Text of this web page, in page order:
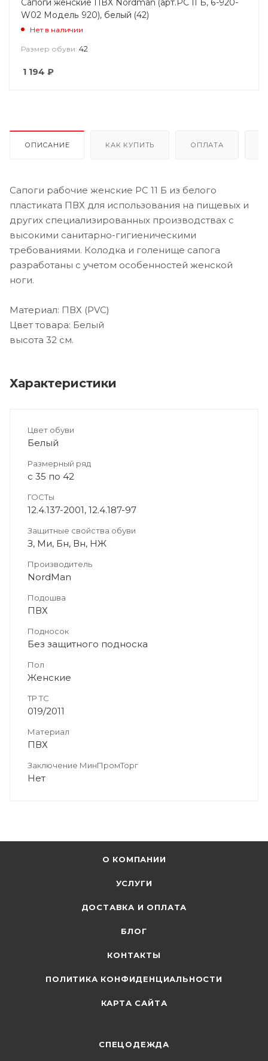
Сапоги женские ПВХ Nordman (арт.РС 11 Б, 6-920-
W02 Модель 920), белый (42)
Нет в наличии
Размер обуви: 42
1 194 ₽
ОПИСАНИЕ КАК КУПИТЬ ОПЛАТА
Сапоги рабочие женские РС 11 Б из белого
пластиката ПВХ для использования на пищевых и
других специализированных производствах с
высокими санитарно-гигиеническими
требованиями. Колодка и голенище сапога
разработаны с учетом особенностей женской
ноги.
Материал: ПВХ (PVC)
Цвет товара: Белый
высота 32 см.
Характеристики
Цвет обуви
Белый
Размерный ряд
с 35 по 42
ГОСТы
12.4.137-2001, 12.4.187-97
Защитные свойства обуви
З, Ми, Бн, Вн, НЖ
Производитель
NordMan
Подошва
ПВХ
Подносок
Без защитного подноска
Пол
Женские
ТР ТС
019/2011
Материал
ПВХ
Заключение МинПромТорг
Нет
О КОМПАНИИ
УСЛУГИ
ДОСТАВКА И ОПЛАТА
БЛОГ
КОНТАКТЫ
ПОЛИТИКА КОНФИДЕНЦИАЛЬНОСТИ
КАРТА САЙТА
СПЕЦОДЕЖДА